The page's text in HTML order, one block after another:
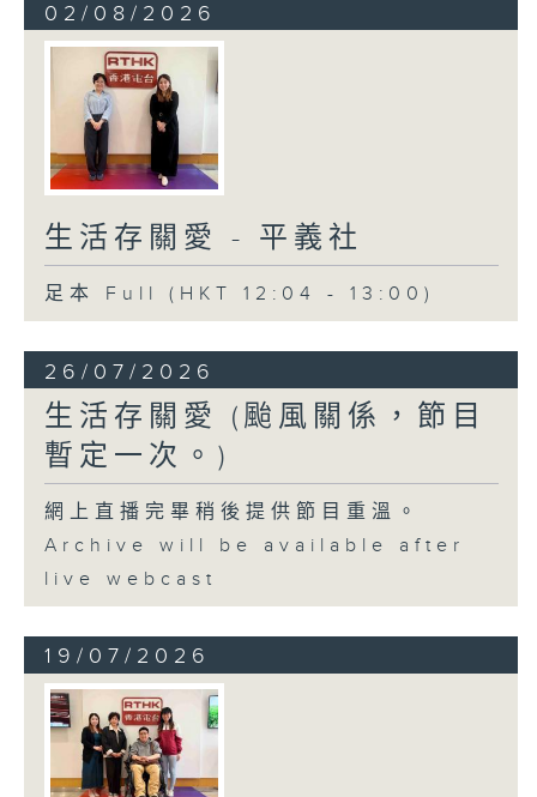
02/08/2026
生活存關愛 - ​平義社
足本 Full (HKT 12:04 - 13:00)
26/07/2026
生活存關愛 (颱風關係，節目
暫定一次。)
網上直播完畢稍後提供節目重溫。
Archive will be available after
live webcast
19/07/2026